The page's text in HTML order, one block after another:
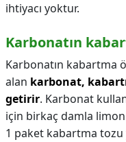
ihtiyacı yoktur.
Karbonatın
Karbonatın kabartma
alan karbonat,
getirir. Karbonat
için birkaç damla
1 paket kabartma tozu